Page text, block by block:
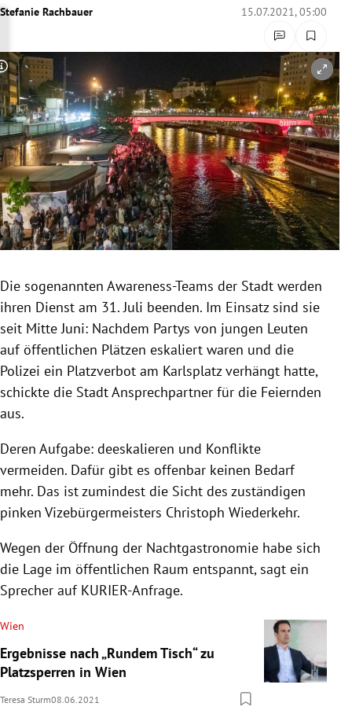
Untermenü
Untermenü
Untermenü
Untermenü
Untermenü
Untermenü
Untermenü
Untermenü
Stefanie Rachbauer 15.07.2021, 05:00
Copyright-Hinweis öffnen/schließen
Die sogenannten Awareness-Teams der Stadt werden
ihren Dienst am 31. Juli beenden. Im Einsatz sind sie
seit Mitte Juni: Nachdem Partys von jungen Leuten
auf öffentlichen Plätzen eskaliert waren und die
Polizei ein Platzverbot am Karlsplatz verhängt hatte,
schickte die Stadt Ansprechpartner für die Feiernden
aus.
Deren Aufgabe: deeskalieren und Konflikte
vermeiden. Dafür gibt es offenbar keinen Bedarf
mehr. Das ist zumindest die Sicht des zuständigen
pinken Vizebürgermeisters Christoph Wiederkehr.
Wegen der Öffnung der Nachtgastronomie habe sich
die Lage im öffentlichen Raum entspannt, sagt ein
Sprecher auf KURIER-Anfrage.
Wien
Ergebnisse nach „Rundem Tisch“ zu
Platzsperren in Wien
Teresa Sturm08.06.2021